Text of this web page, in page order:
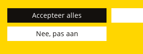
Bevestig
Het Nederlandse Pensioenfonds 2026
Accepteer alles
Nee, pas aan